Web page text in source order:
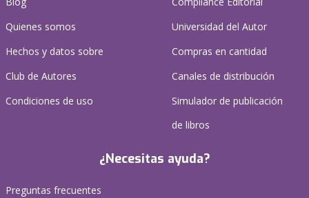
Quienes somos
Hechos y datos sobre
Club de Autores
Condiciones de uso
Universidad del Autor
Compras en cantidad
Canales de distribución
Simulador de publicación
de libros
¿Necesitas ayuda?
Preguntas frecuentes